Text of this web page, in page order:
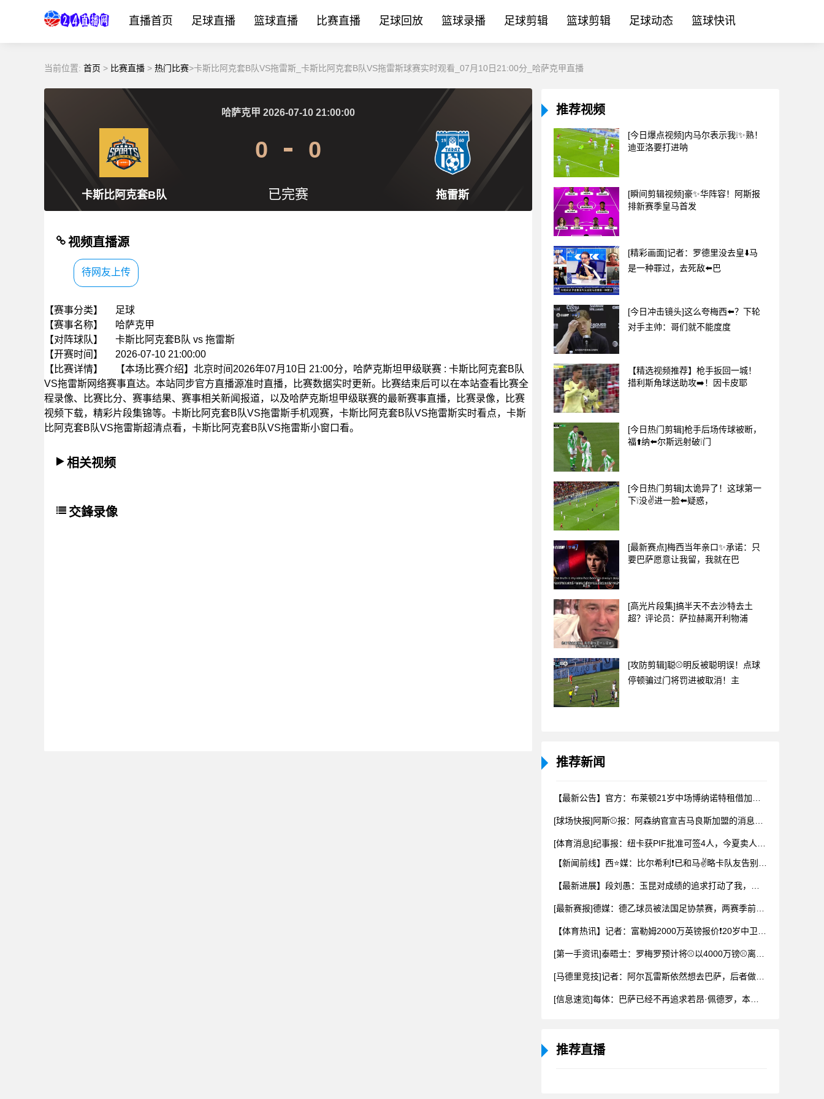
直播首页 足球直播 篮球直播 比赛直播 足球回放 篮球录播 足球剪辑 篮球剪辑 足球动态 篮球快讯
当前位置: 首页 > 比赛直播 > 热门比赛>卡斯比阿克套B队VS拖雷斯_卡斯比阿克套B队VS拖雷斯球赛实时观看_07月10日21:00分_哈萨克甲直播
卡斯比阿克套B队 拖雷斯
哈萨克甲 2026-07-10 21:00:00
0 0
已完赛
视频直播源
待网友上传
【赛事分类】
足球
【赛事名称】
哈萨克甲
【对阵球队】
卡斯比阿克套B队 vs 拖雷斯
【开赛时间】
2026-07-10 21:00:00
【比赛详情】
【本场比赛介绍】北京时间2026年07月10日 21:00分，哈萨克斯坦甲级联赛 : 卡斯比阿克套B队
VS拖雷斯网络赛事直达。本站同步官方直播源准时直播，比赛数据实时更新。比赛结束后可以在本站查看比赛全
程录像、比赛比分、赛事结果、赛事相关新闻报道，以及哈萨克斯坦甲级联赛的最新赛事直播，比赛录像，比赛
视频下载，精彩片段集锦等。卡斯比阿克套B队VS拖雷斯手机观赛，卡斯比阿克套B队VS拖雷斯实时看点，卡斯
比阿克套B队VS拖雷斯超清点看，卡斯比阿克套B队VS拖雷斯小窗口看。
相关视频
交鋒录像
推荐视频
[今日爆点视频]内马尔表示我❕✨熟！
迪亚洛要打进呐
[瞬间剪辑视频]豪✨华阵容！阿斯报
排新赛季皇马首发
[精彩画面]记者：罗德里没去皇⬇️马
是一种罪过，去死敌⬅️巴
[今日冲击镜头]这么夸梅西⬅️？下轮
对手主帅：哥们就不能度度
【精选视频推荐】枪手扳回一城！
措利斯角球送助攻➡️！因卡皮耶
[今日热门剪辑]枪手后场传球被断，
福⬆️纳⬅️尔斯远射破❕门
[今日热门剪辑]太诡异了！这球第一
下❕没✌️进一脸⬅️疑惑，
[最新赛点]梅西当年亲口✨承诺：只
要巴萨愿意让我留，我就在巴
[高光片段集]搞半天不去沙特去土
超？评论员：萨拉赫离开利物浦
[攻防剪辑]聪⚾明反被聪明误！点球
停顿骗过门将罚进被取消！主
推荐新闻
推荐直播